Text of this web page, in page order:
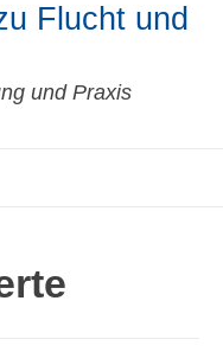
Flucht und
und Praxis